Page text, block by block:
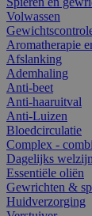
Volwassen
Aromatherapie
Afslanking
Ademhaling
Anti-beet
Anti-haaruitval
Anti-Luizen
Bloedcirculatie
Complex -
Dagelijks welzijn
Essentiële oliën
Gewrichten &
Huidverzorging